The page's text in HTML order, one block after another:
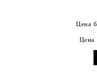
Цена
Цена